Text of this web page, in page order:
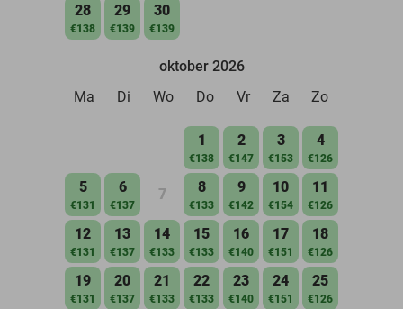
28
€138
29
€139
30
€139
oktober 2026
Ma
Di Wo Do Vr Za Zo
1
€138
2
€147
3
€153
4
€126
5
€131
6
€137
7 8
€133
9
€142
10
€154
11
€126
12
€131
13
€137
14
€133
15
€133
16
€140
17
€151
18
€126
19
€131
20
€137
21
€133
22
€133
23
€140
24
€151
25
€126